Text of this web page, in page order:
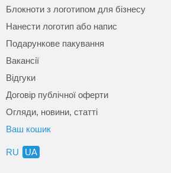
Блокноти з логотипом для бізнесу
Нанести логотип або напис
Подарункове пакування
Вакансії
Відгуки
Договір публічної оферти
Огляди, новини, статті
Ваш кошик
RU UA